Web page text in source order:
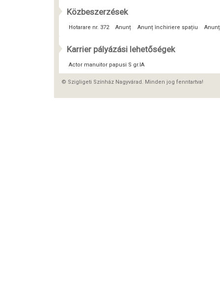
Közbeszerzések
Hotarare nr. 372 Anunț Anunț închiriere spațiu
Karrier pályázási lehetőségek
Actor manuitor papusi S gr.IA
© Szigligeti Színház Nagyvárad. Minden jog fenntartva!